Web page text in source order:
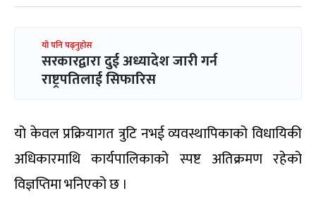
यो पनि पढ्नुहोस
सरकारद्वारा दुई अध्यादेश जारी गर्न
राष्ट्रपतिलाई सिफारिस
यो केवल प्रक्रियागत त्रुटि नभई व्यवस्थापिकाको विधायिकी
अधिकारमाथि कार्यपालिकाको स्पष्ट अतिक्रमण रहेको
विज्ञप्तिमा भनिएको छ ।